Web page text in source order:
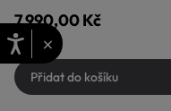
7.990,00 Kč
Přidat do košíku
×